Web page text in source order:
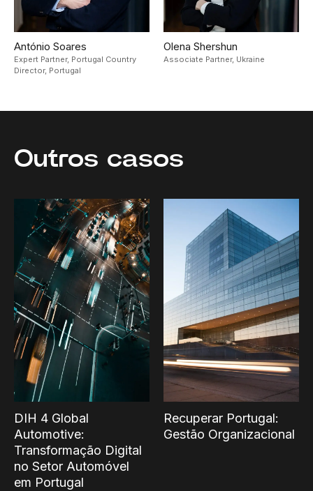
António Soares
Expert Partner, Portugal Country
Director, Portugal
Olena Shershun
Associate Partner, Ukraine
Outros casos
DIH 4 Global
Automotive:
Transformação Digital
no Setor Automóvel
em Portugal
Recuperar Portugal:
Gestão Organizacional